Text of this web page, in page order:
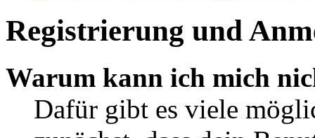
Registrierung und
Warum kann ich mich
Dafür gibt es viele